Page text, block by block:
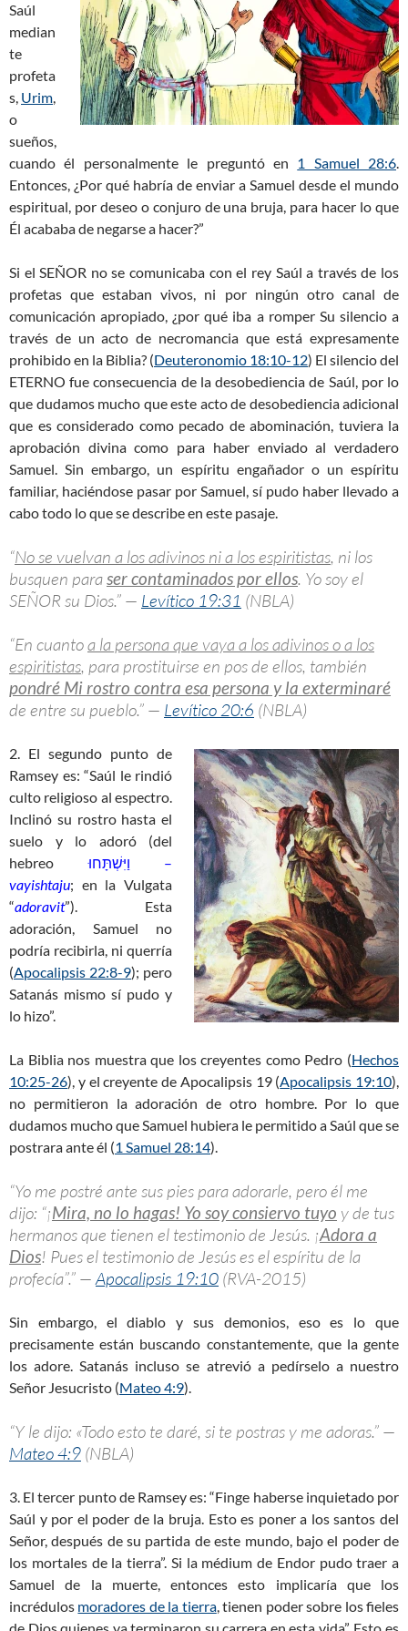
Saúl
median
te
profeta
s, Urim,
o
sueños,
cuando él personalmente le preguntó en 1 Samuel 28:6.
Entonces, ¿Por qué habría de enviar a Samuel desde el mundo
espiritual, por deseo o conjuro de una bruja, para hacer lo que
Él acababa de negarse a hacer?”
Si el SEÑOR no se comunicaba con el rey Saúl a través de los
profetas que estaban vivos, ni por ningún otro canal de
comunicación apropiado, ¿por qué iba a romper Su silencio a
través de un acto de necromancia que está expresamente
prohibido en la Biblia? (Deuteronomio 18:10-12) El silencio del
ETERNO fue consecuencia de la desobediencia de Saúl, por lo
que dudamos mucho que este acto de desobediencia adicional
que es considerado como pecado de abominación, tuviera la
aprobación divina como para haber enviado al verdadero
Samuel. Sin embargo, un espíritu engañador o un espíritu
familiar, haciéndose pasar por Samuel, sí pudo haber llevado a
cabo todo lo que se describe en este pasaje.
“No se vuelvan a los adivinos ni a los espiritistas, ni los
busquen paraser contaminados por ellos. Yo soy el
SEÑOR su Dios.” — Levítico 19:31 (NBLA)
“En cuantoa la persona que vaya a los adivinos o a los
espiritistas, para prostituirse en pos de ellos, también
pondré Mi rostro contra esa persona y la exterminaré
de entre su pueblo.” — Levítico 20:6 (NBLA)
2. El segundo punto de
Ramsey es: “Saúl le rindió
culto religioso al espectro.
Inclinó su rostro hasta el
suelo y lo adoró (del
hebreo
וַיִּשְׁתָּחוּ –
vayishtaju; en la Vulgata
“adoravit”). Esta
adoración, Samuel no
podría recibirla, ni querría
(Apocalipsis 22:8-9); pero
Satanás mismo sí pudo y
lo hizo”.
La Biblia nos muestra que los creyentes como Pedro (Hechos
10:25-26), y el creyente de Apocalipsis 19(Apocalipsis 19:10),
no permitieron la adoración de otro hombre. Por lo que
dudamos mucho que Samuel hubiera le permitido a Saúl que se
postrara ante él (1 Samuel 28:14).
“Yo me postré ante sus pies para adorarle, pero él me
dijo: “¡Mira, no lo hagas! Yo soy consiervo tuyo y de tus
hermanos que tienen el testimonio de Jesús. ¡Adora a
Dios! Pues el testimonio de Jesús es el espíritu de la
profecía”.” —Apocalipsis 19:10 (RVA-2015)
Sin embargo, el diablo y sus demonios, eso es lo que
precisamente están buscando constantemente, que la gente
los adore. Satanás incluso se atrevió a pedírselo a nuestro
Señor Jesucristo (Mateo 4:9).
“Y le dijo: «Todo esto te daré, si te postras y me adoras.” —
Mateo 4:9 (NBLA)
3. El tercer punto de Ramsey es: “Finge haberse inquietado por
Saúl y por el poder de la bruja. Esto es poner a los santos del
Señor, después de su partida de este mundo, bajo el poder de
los mortales de la tierra”. Si la médium de Endor pudo traer a
Samuel de la muerte, entonces esto implicaría que los
incrédulos moradores de la tierra, tienen poder sobre los fieles